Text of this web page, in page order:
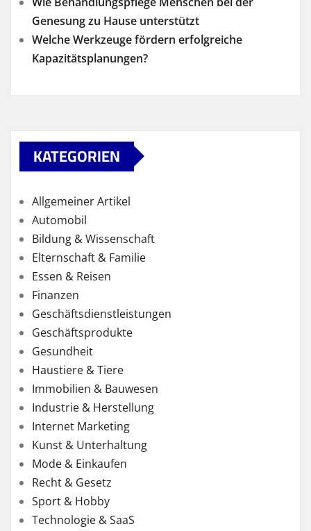
Genesung zu Hause unterstützt
Welche Werkzeuge fördern erfolgreiche
Kapazitätsplanungen?
KATEGORIEN
Allgemeiner Artikel
Automobil
Bildung & Wissenschaft
Elternschaft & Familie
Essen & Reisen
Finanzen
Geschäftsdienstleistungen
Geschäftsprodukte
Gesundheit
Haustiere & Tiere
Immobilien & Bauwesen
Industrie & Herstellung
Internet Marketing
Kunst & Unterhaltung
Mode & Einkaufen
Recht & Gesetz
Sport & Hobby
Technologie & SaaS